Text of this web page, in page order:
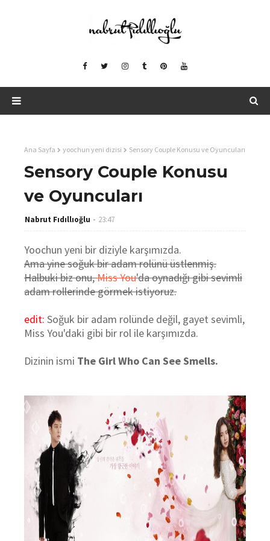
Ana Sayfa yoochun yeni dizisi Sensory Couple Konusu ve Oyuncuları
Sensory Couple Konusu
ve Oyuncuları
Nabrut Fıdıllıoğlu 23:47
Yoochun yeni bir diziyle karşımızda.
Ama yine soğuk bir adam rolünü üstlenmiş.
Halbuki biz onu,Miss You'da oynadığı gibi sevimli
adam rollerinde görmek istiyoruz.
edit: Soğuk bir adam rolünde değil, gayet sevimli,
Miss You'daki gibi bir rol ile karşımızda.
Dizinin ismi The Girl Who Can See Smells.